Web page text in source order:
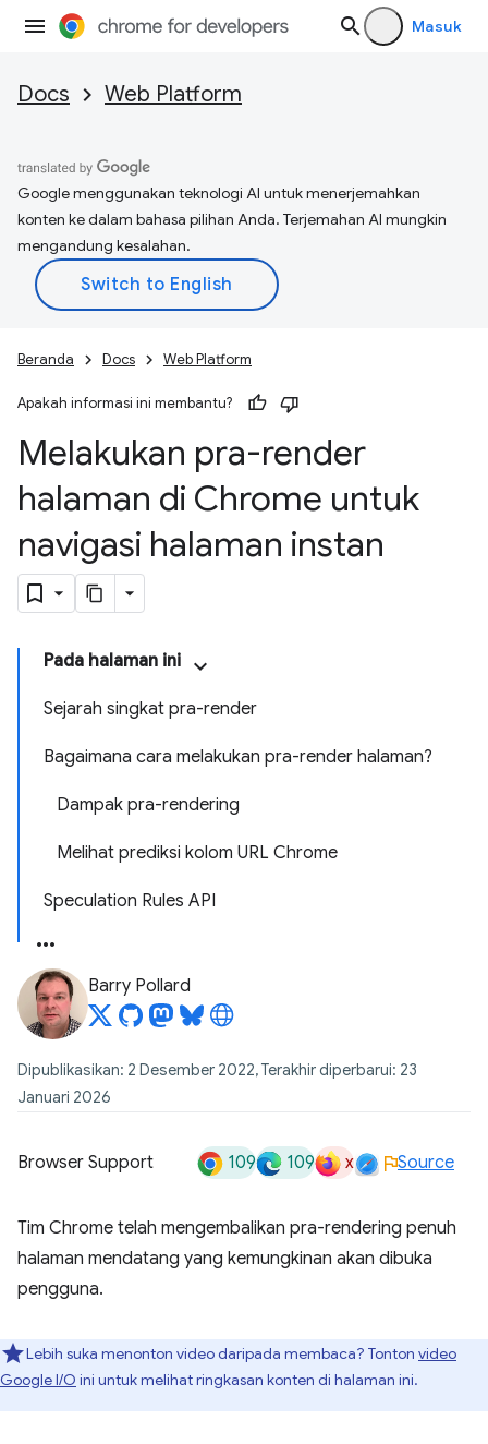
Masuk
Docs Web Platform
Google menggunakan teknologi AI untuk menerjemahkan
konten ke dalam bahasa pilihan Anda. Terjemahan AI mungkin
mengandung kesalahan.
Beranda Docs Web Platform
Apakah informasi ini membantu?
Melakukan pra-render
halaman di Chrome untuk
navigasi halaman instan
Pada halaman ini
Sejarah singkat pra-render
Bagaimana cara melakukan pra-render halaman?
Dampak pra-rendering
Melihat prediksi kolom URL Chrome
Speculation Rules API
Barry Pollard
Dipublikasikan: 2 Desember 2022, Terakhir diperbarui: 23
Januari 2026
Browser Support 109 109 x Source
Tim Chrome telah mengembalikan pra-rendering penuh
halaman mendatang yang kemungkinan akan dibuka
pengguna.
Lebih suka menonton video daripada membaca? Tonton video
Google I/O ini untuk melihat ringkasan konten di halaman ini.